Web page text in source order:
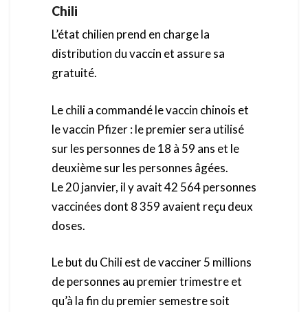
Chili
L’état chilien prend en charge la
distribution du vaccin et assure sa
gratuité.
Le chili a commandé le vaccin chinois et
le vaccin Pfizer : le premier sera utilisé
sur les personnes de 18 à 59 ans et le
deuxième sur les personnes âgées.
Le 20 janvier, il y avait 42 564 personnes
vaccinées dont 8 359 avaient reçu deux
doses.
Le but du Chili est de vacciner 5 millions
de personnes au premier trimestre et
qu’à la fin du premier semestre soit